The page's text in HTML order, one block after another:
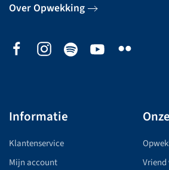
Over Opwekking
Informatie
Klantenservice
Mijn account